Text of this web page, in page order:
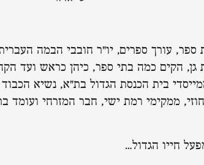
ספר, עורך ספרים, יו"ר חובבי הבמה
גן, הקים כמה בתי ספר, כיהן כראש ועד
בית הכנסת הגדול בת"א, נשיא
ממקימי רמת ישי, חבר המזרחי ועומד
חייו הגדול…